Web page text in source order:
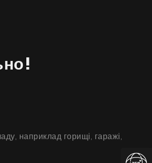
наприклад горищі, гаражі,